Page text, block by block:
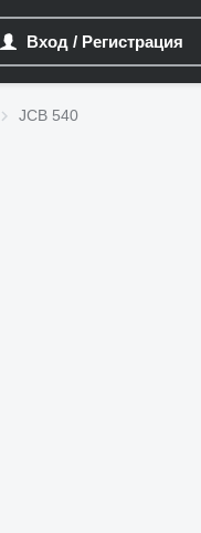
Вход / Регистрация
JCB 540